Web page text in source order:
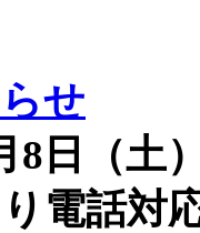
せ
8日（土
り電話